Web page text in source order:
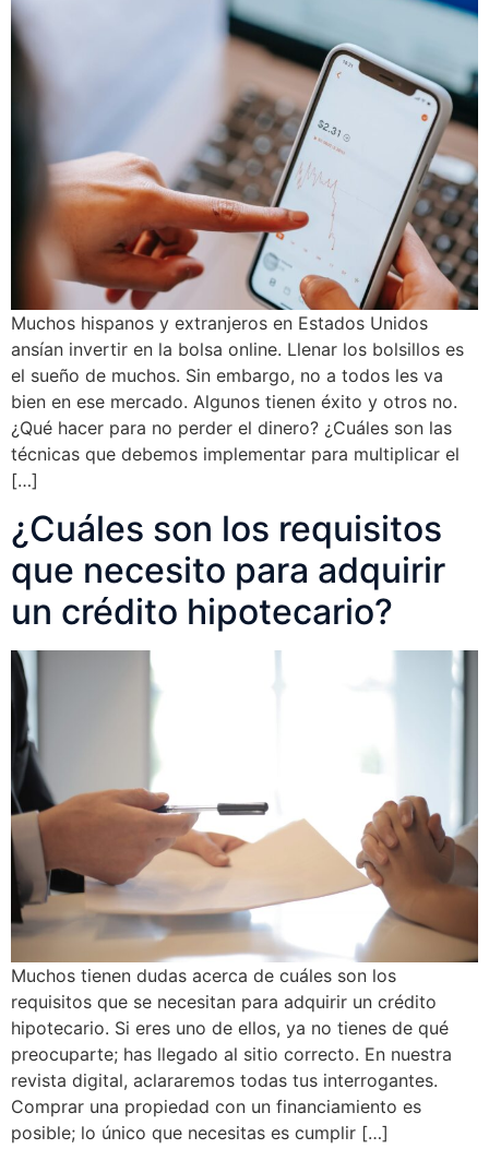
Muchos hispanos y extranjeros en Estados Unidos
ansían invertir en la bolsa online. Llenar los bolsillos es
el sueño de muchos. Sin embargo, no a todos les va
bien en ese mercado. Algunos tienen éxito y otros no.
¿Qué hacer para no perder el dinero? ¿Cuáles son las
técnicas que debemos implementar para multiplicar el
[…]
¿Cuáles son los requisitos
que necesito para adquirir
un crédito hipotecario?
Muchos tienen dudas acerca de cuáles son los
requisitos que se necesitan para adquirir un crédito
hipotecario. Si eres uno de ellos, ya no tienes de qué
preocuparte; has llegado al sitio correcto. En nuestra
revista digital, aclararemos todas tus interrogantes.
Comprar una propiedad con un financiamiento es
posible; lo único que necesitas es cumplir […]